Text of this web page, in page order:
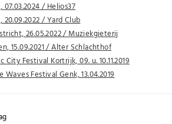
/ Helios37
/ Yard Club
26.05.2022 / Muziekgieterij
15.09.2021 / Alter Schlachthof
Festival Kortrijk, 09. u. 10.11.2019
Festival Genk, 13.04.2019